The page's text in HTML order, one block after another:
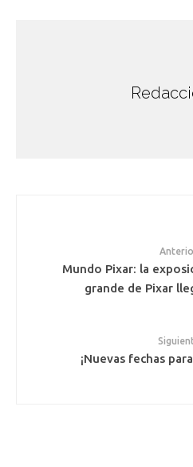
Mundo Pixar: la
grande de Pixar
¡Nuevas fechas